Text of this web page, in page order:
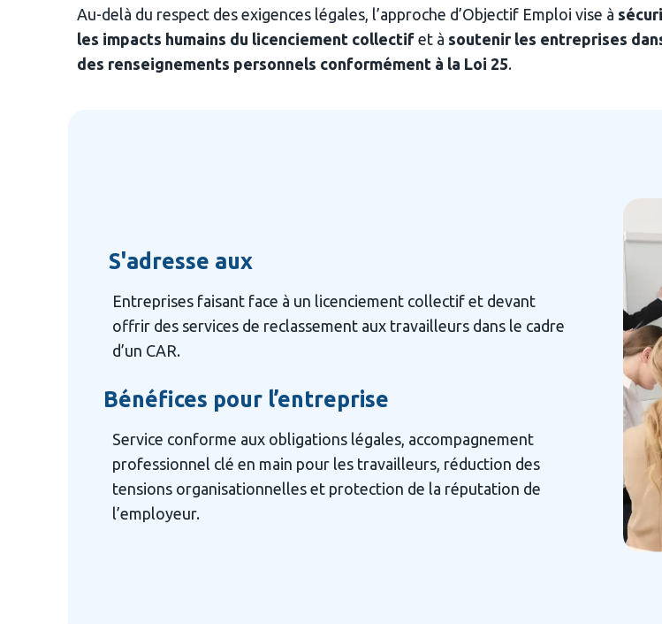
Au-delà du respect des exigences légales, l’approche d’Objectif Emploi vise à
les impacts humains du licenciement collectif et à soutenir les entreprises
des renseignements personnels conformément à la Loi 25.
S'adresse aux
Entreprises faisant face à un licenciement collectif et devant
offrir des services de reclassement aux travailleurs dans le cadre
d’un CAR.
Bénéfices pour l’entreprise
Service conforme aux obligations légales, accompagnement
professionnel clé en main pour les travailleurs, réduction des
tensions organisationnelles et protection de la réputation de
l’employeur.